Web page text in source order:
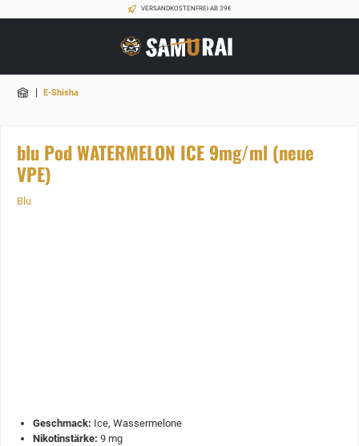
VERSANDKOSTENFREI AB 39€
| E-Shisha
blu Pod WATERMELON ICE 9mg/ml (neue
VPE)
Blu
Geschmack: Ice, Wassermelone
Nikotinstärke: 9 mg